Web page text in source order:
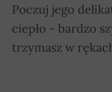
Poczuj jego
ciepło - bardzo
trzymasz w